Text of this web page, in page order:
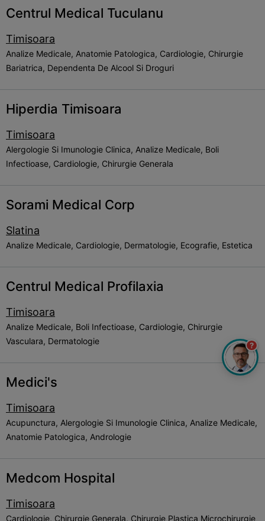
Centrul Medical Tuculanu
Timisoara
Analize Medicale, Anatomie Patologica, Cardiologie, Chirurgie
Bariatrica, Dependenta De Alcool Si Droguri
Hiperdia Timisoara
Timisoara
Alergologie Si Imunologie Clinica, Analize Medicale, Boli
Infectioase, Cardiologie, Chirurgie Generala
Sorami Medical Corp
Slatina
Analize Medicale, Cardiologie, Dermatologie, Ecografie, Estetica
Centrul Medical Profilaxia
Timisoara
Analize Medicale, Boli Infectioase, Cardiologie, Chirurgie
Vasculara, Dermatologie
Medici's
Timisoara
Acupunctura, Alergologie Si Imunologie Clinica, Analize Medicale,
Anatomie Patologica, Andrologie
Medcom Hospital
Timisoara
Cardiologie, Chirurgie Generala, Chirurgie Plastica Microchirurgie
?